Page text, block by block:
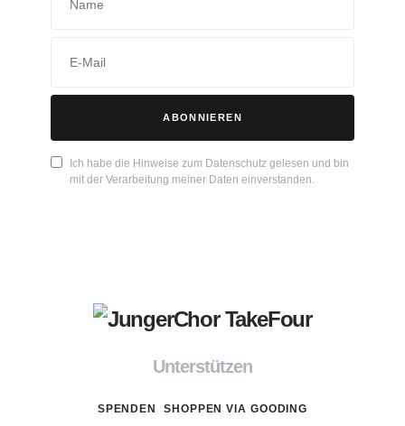
ABONNIEREN
Ich habe die Hinweise zum Datenschutz gelesen und bin
mit der Verarbeitung meiner Daten einverstanden.
Unterstützen
SPENDEN SHOPPEN VIA GOODING